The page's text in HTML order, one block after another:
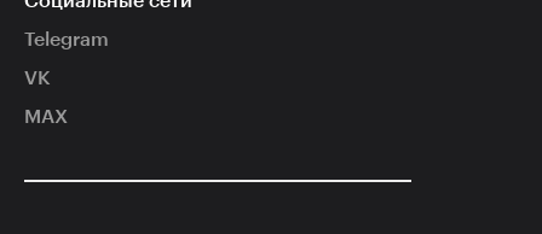
Telegram
VK
MAX